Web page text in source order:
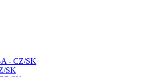
- CZ/SK
SK